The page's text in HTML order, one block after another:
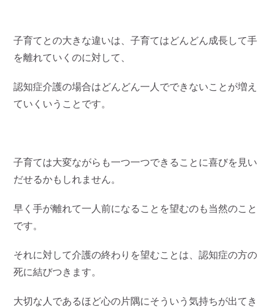
子育てとの大きな違いは、子育てはどんどん成長して手
を離れていくのに対して、
認知症介護の場合はどんどん一人でできないことが増え
ていくいうことです。
子育ては大変ながらも一つ一つできることに喜びを見い
だせるかもしれません。
早く手が離れて一人前になることを望むのも当然のこと
です。
それに対して介護の終わりを望むことは、認知症の方の
死に結びつきます。
大切な人であるほど心の片隅にそういう気持ちが出てき